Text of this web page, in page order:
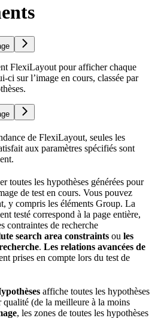
FlexiLayout pour afficher chaque
ci sur l’image en cours, classée par
de FlexiLayout, seules les
aux paramètres spécifiés sont
toutes les hypothèses générées pour
de test en cours. Vous pouvez
y compris les éléments Group. La
testé correspond à la page entière,
contraintes de recherche
search area constraints ou les
. Les relations avancées de
prises en compte lors du test de
affiche toutes les hypothèses
qualité (de la meilleure à la moins
, les zones de toutes les hypothèses